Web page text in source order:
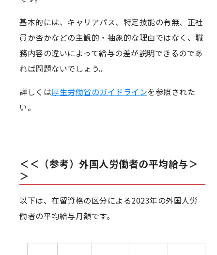
基本的には、キャリアパス、特定技能の有無、正社
員か否かなどの主観的・抽象的な理由ではなく、職
務内容の違いによって給与の差が説明できるのであ
れば問題ないでしょう。
詳しくは厚生労働省のガイドラインを参照された
い。
＜＜（参考）外国人労働者の平均給与＞
＞
以下は、在留資格の区分による2023年の外国人労
働者の平均給与月額です。